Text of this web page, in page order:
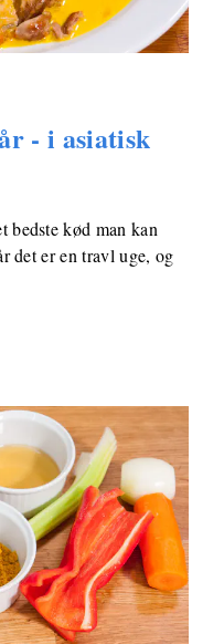
- i asiatisk
bedste kød man kan
det er en travl uge, og